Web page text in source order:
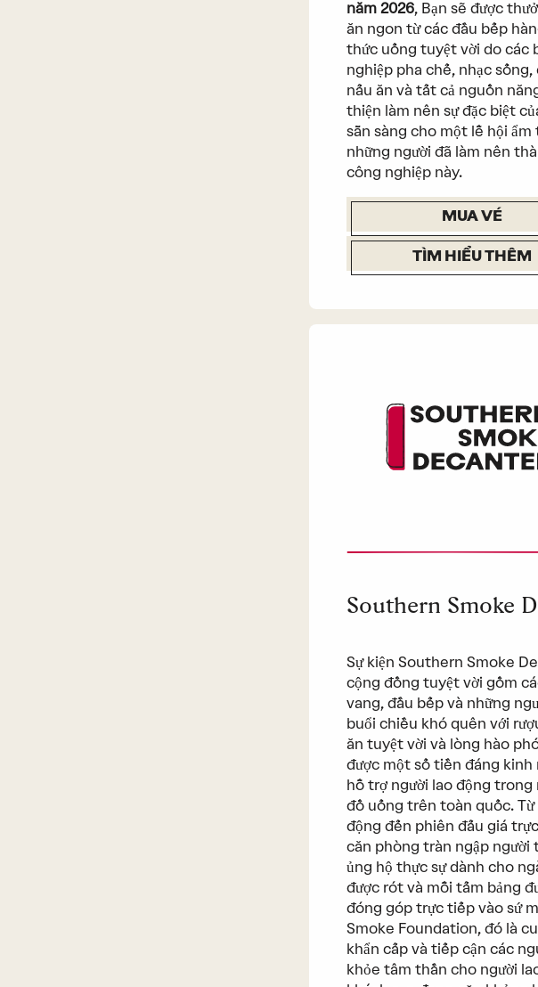
năm 2026, Bạn sẽ được
ăn ngon từ các đầu bếp
thức uống tuyệt vời do các
nghiệp pha chế, nhạc
nấu ăn và tất cả nguồn
thiện làm nên sự đặc biệt
sẵn sàng cho một lễ hội
những người đã làm nên
công nghiệp này.
MUA VÉ
TÌM HIỂU THÊM
Southern Smoke
Sự kiện Southern Smoke
cộng đồng tuyệt vời gồm
vang, đầu bếp và những
buổi chiều khó quên với
ăn tuyệt vời và lòng hào
được một số tiền đáng kinh
hỗ trợ người lao động trong
đồ uống trên toàn quốc.
động đến phiên đấu giá
căn phòng tràn ngập người
ủng hộ thực sự dành cho
được rót và mỗi tấm bảng
đóng góp trực tiếp vào sứ
Smoke Foundation, đó là
khẩn cấp và tiếp cận các
khỏe tâm thần cho người